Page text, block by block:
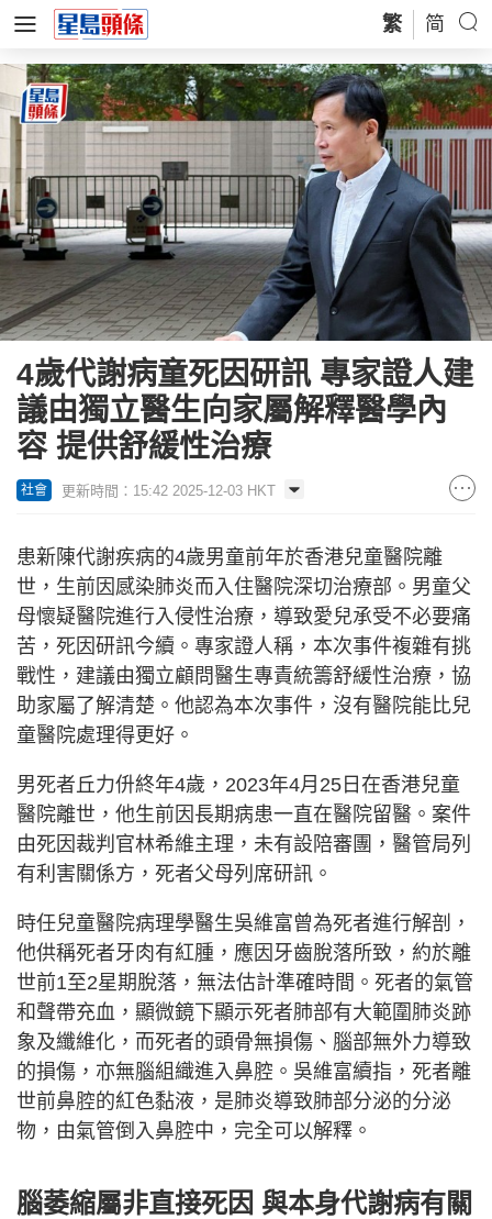
繁 简
4歲代謝病童死因研訊 專家證人建
議由獨立醫生向家屬解釋醫學內
容 提供舒緩性治療
社會 更新時間：15:42 2025-12-03 HKT
患新陳代謝疾病的4歲男童前年於香港兒童醫院離
世，生前因感染肺炎而入住醫院深切治療部。男童父
母懷疑醫院進行入侵性治療，導致愛兒承受不必要痛
苦，死因研訊今續。專家證人稱，本次事件複雜有挑
戰性，建議由獨立顧問醫生專責統籌舒緩性治療，協
助家屬了解清楚。他認為本次事件，沒有醫院能比兒
童醫院處理得更好。
男死者丘力㐼終年4歲，2023年4月25日在香港兒童
醫院離世，他生前因長期病患一直在醫院留醫。案件
由死因裁判官林希維主理，未有設陪審團，醫管局列
有利害關係方，死者父母列席研訊。
時任兒童醫院病理學醫生吳維富曾為死者進行解剖，
他供稱死者牙肉有紅腫，應因牙齒脫落所致，約於離
世前1至2星期脫落，無法估計準確時間。死者的氣管
和聲帶充血，顯微鏡下顯示死者肺部有大範圍肺炎跡
象及纖維化，而死者的頭骨無損傷、腦部無外力導致
的損傷，亦無腦組織進入鼻腔。吳維富續指，死者離
世前鼻腔的紅色黏液，是肺炎導致肺部分泌的分泌
物，由氣管倒入鼻腔中，完全可以解釋。
腦萎縮屬非直接死因 與本身代謝病有關